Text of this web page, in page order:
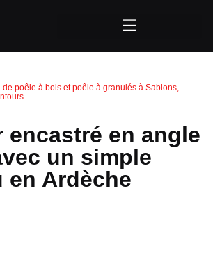
de poêle à bois et poêle à granulés à Sablons,
encastré en angle
un simple
en Ardèche